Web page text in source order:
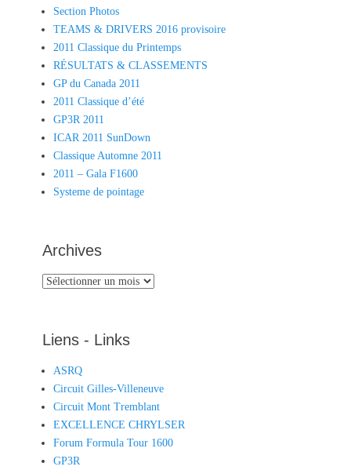
Section Photos
TEAMS & DRIVERS 2016 provisoire
2011 Classique du Printemps
RÉSULTATS & CLASSEMENTS
GP du Canada 2011
2011 Classique d’été
GP3R 2011
ICAR 2011 SunDown
Classique Automne 2011
2011 – Gala F1600
Systeme de pointage
Archives
Archives
Liens - Links
ASRQ
Circuit Gilles-Villeneuve
Circuit Mont Tremblant
EXCELLENCE CHRYLSER
Forum Formula Tour 1600
GP3R